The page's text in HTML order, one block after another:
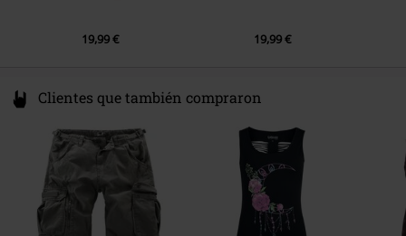
19,99 € 19,99 €
Clientes que también compraron